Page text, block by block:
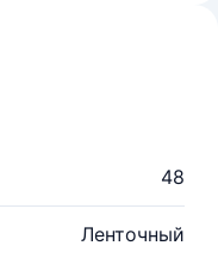
48
Ленточный